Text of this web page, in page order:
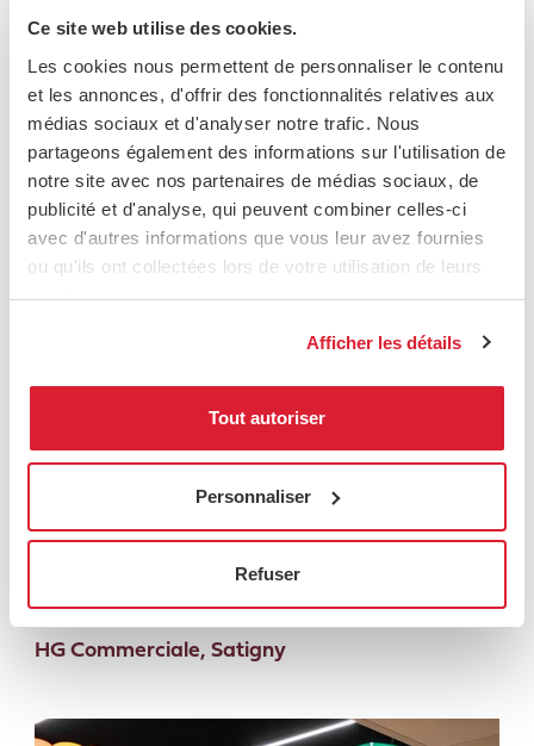
Ce site web utilise des cookies.
Les cookies nous permettent de personnaliser le contenu
et les annonces, d'offrir des fonctionnalités relatives aux
médias sociaux et d'analyser notre trafic. Nous
partageons également des informations sur l'utilisation de
notre site avec nos partenaires de médias sociaux, de
publicité et d'analyse, qui peuvent combiner celles-ci
avec d'autres informations que vous leur avez fournies
ou qu'ils ont collectées lors de votre utilisation de leurs
services.
Afficher les détails
Tout autoriser
Personnaliser
Refuser
pour Hug Baustoffe AG un centre spécialisé qui
réunit boutique, exposition et zones de
détente un tout cohérent.
HG Commerciale, Satigny